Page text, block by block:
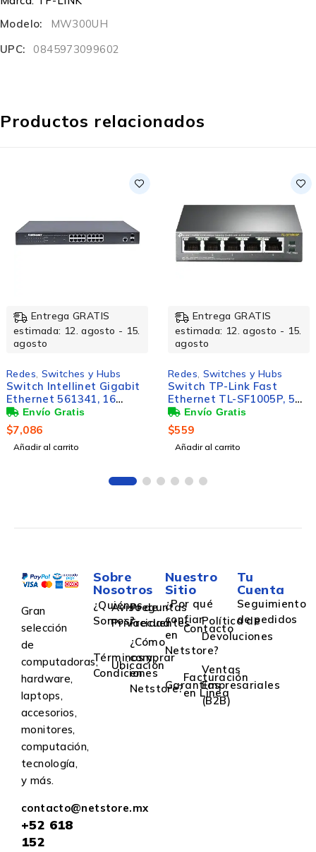
Modelo:
MW300UH
UPC:
0845973099602
Productos relacionados
Entrega GRATIS
estimada: 12. agosto - 15.
agosto
Redes,Switches y Hubs
Switch TP-Link Fast
Ethernet TL-SF1005P, 5
Puertos 10/100Mbps (4x
PoE), 1 Gbit/s, 2000
Entradas - No
Administrable
$559
Añadir al carrito
Entrega GRATIS
estimada: 12. agosto -
agosto
Redes,Redes Inalámbricas
Access Point Cisco de
Banda Dual Catalyst
C9130AXI, 1x RJ-45,
2.4/5GHz
$44,310
Añadir al carrito
Gran
selección
de
computadoras,
hardware,
laptops,
accesorios,
monitores,
computación,
tecnología,
y más.
contacto@netstore.mx
+52 618
152
Sobre
Nosotros
¿Quiénes
Somos?
Aviso de
Privacidad
Preguntas
Frecuentes
Términos y
Condiciones
Ubicación
¿Cómo
comprar
en
Netstore?
Nuestro
Sitio
¿Por qué
confiar
en
Netstore?
Contacto
Política de
Devoluciones
Garantías
Facturación
en Linea
Ventas
Empresariales
(B2B)
Tu
Cuenta
Seguimiento
de pedidos